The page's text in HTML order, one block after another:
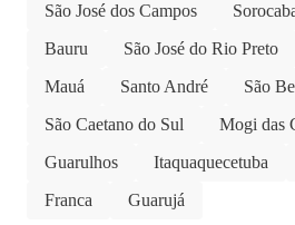
São José dos Campos
Bauru
São José do Rio Preto
Mauá
Santo André
São
São Caetano do Sul
Mogi das
Guarulhos
Itaquaquecetuba
Franca
Guarujá